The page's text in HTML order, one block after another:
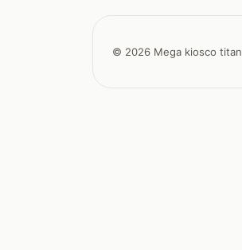
© 2026 Mega kiosco titan